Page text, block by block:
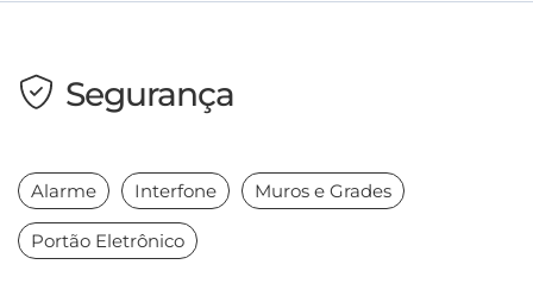
Segurança
Alarme Interfone Muros e Grades
Portão Eletrônico